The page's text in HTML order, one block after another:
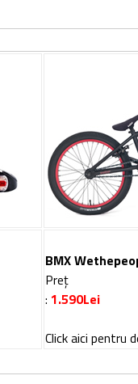
BMX
Preț
: 1.590Lei
Click aici pentru